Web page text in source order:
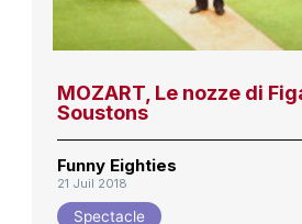
MOZART, Le nozze di
Soustons
Funny Eighties
21 Juil 2018
Spectacle